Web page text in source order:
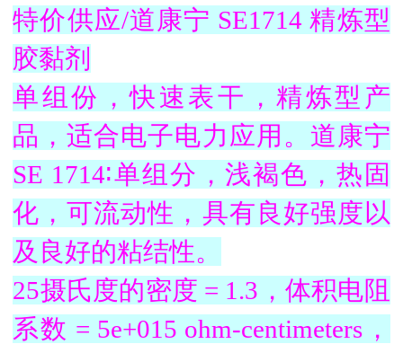
特价供应/道康宁 SE1714 精炼型
胶黏剂
单组份，快速表干，精炼型产
品，适合电子电力应用。道康宁
SE 1714∶单组分，浅褐色，热固
化，可流动性，具有良好强度以
及良好的粘结性。
25摄氏度的密度 = 1.3，体积电阻
系数 = 5e+015 ohm-centimeters，